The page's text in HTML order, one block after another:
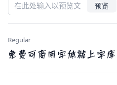
预览
Regular
免费可商用字体就上字